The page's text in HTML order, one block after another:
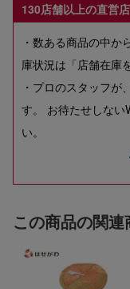
130店舗以上の直営
・数ある商品の中か
庫状況は「店舗在庫
・プロのスタッフが
す。 お待たせしない
い。
この商品の関連